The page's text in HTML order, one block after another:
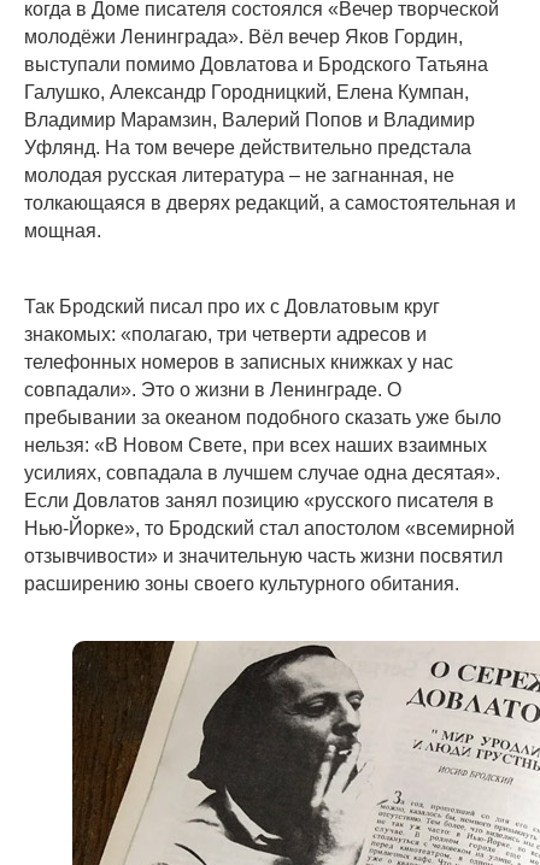
когда в Доме писателя состоялся «Вечер творческой
молодёжи Ленинграда». Вёл вечер Яков Гордин,
выступали помимо Довлатова и Бродского Татьяна
Галушко, Александр Городницкий, Елена Кумпан,
Владимир Марамзин, Валерий Попов и Владимир
Уфлянд. На том вечере действительно предстала
молодая русская литература – ​не загнанная, не
толкающаяся в дверях редакций, а самостоятельная и
мощная.
Так Бродский писал про их с Довлатовым круг
знакомых: «полагаю, три четверти адресов и
телефонных номеров в записных книжках у нас
совпадали». Это о жизни в Ленинграде. О
пребывании за океаном подобного сказать уже было
нельзя: «В Новом Свете, при всех наших взаимных
усилиях, совпадала в лучшем случае одна десятая».
Если Довлатов занял позицию «русского писателя в
Нью-Йорке», то Бродский стал апостолом «всемирной
отзывчивости» и значительную часть жизни посвятил
расширению зоны своего культурного обитания.